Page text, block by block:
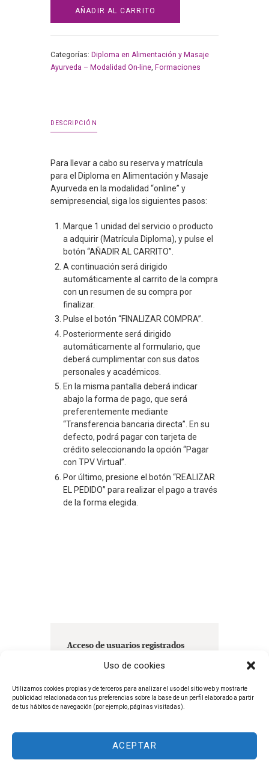
Uso de cookies
Utilizamos cookies propias y de terceros para analizar el uso del sitio web y mostrarte
publicidad relacionada con tus preferencias sobre la base de un perfil elaborado a partir
de tus hábitos de navegación (por ejemplo, páginas visitadas).
ACEPTAR
Diploma
-
Modalidad
(primer
pago)
AÑADIR AL CARRITO
Categorías: Diploma en Alimentación y Masaje
Ayurveda – Modalidad On-line, Formaciones
DESCRIPCIÓN
Para llevar a cabo su reserva y matrícula
para el Diploma en Alimentación y Masaje
Ayurveda en la modalidad “online” y
semipresencial, siga los siguientes pasos:
Marque 1 unidad del servicio o producto
a adquirir (Matrícula Diploma), y pulse el
botón “AÑADIR AL CARRITO”.
A continuación será dirigido
automáticamente al carrito de la compra
con un resumen de su compra por
finalizar.
Pulse el botón “FINALIZAR COMPRA”.
Posteriormente será dirigido
automáticamente al formulario, que
deberá cumplimentar con sus datos
personales y académicos.
En la misma pantalla deberá indicar
abajo la forma de pago, que será
preferentemente mediante
“Transferencia bancaria directa”. En su
defecto, podrá pagar con tarjeta de
crédito seleccionando la opción “Pagar
con TPV Virtual”.
Por último, presione el botón “REALIZAR
EL PEDIDO” para realizar el pago a través
de la forma elegida.
Acceso de usuarios registrados